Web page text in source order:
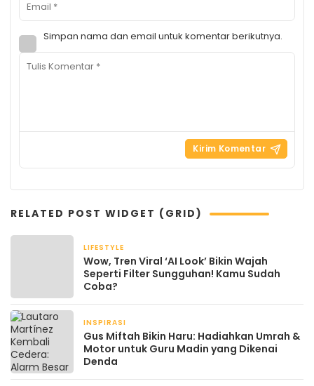
Simpan nama dan email untuk komentar berikutnya.
RELATED POST WIDGET (GRID)
LIFESTYLE
Wow, Tren Viral ‘AI Look’ Bikin Wajah
Seperti Filter Sungguhan! Kamu Sudah
Coba?
INSPIRASI
Gus Miftah Bikin Haru: Hadiahkan Umrah &
Motor untuk Guru Madin yang Dikenai
Denda